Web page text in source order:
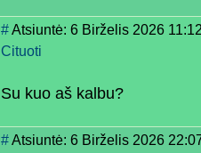
#Atsiuntė: 6 Birželis 2026
Cituoti
Su kuo aš kalbu?
#Atsiuntė: 6 Birželis 2026